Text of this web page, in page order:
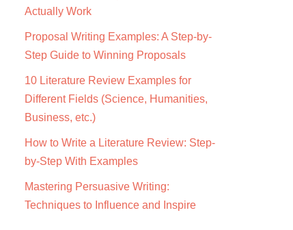
Actually Work
Proposal Writing Examples: A Step-by-
Step Guide to Winning Proposals
10 Literature Review Examples for
Different Fields (Science, Humanities,
Business, etc.)
How to Write a Literature Review: Step-
by-Step With Examples
Mastering Persuasive Writing:
Techniques to Influence and Inspire